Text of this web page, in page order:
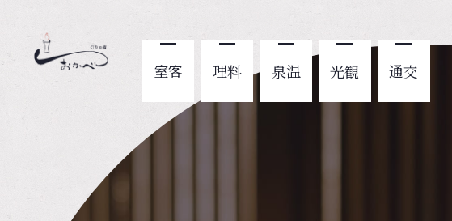
客室 料理 温泉 観光 交通